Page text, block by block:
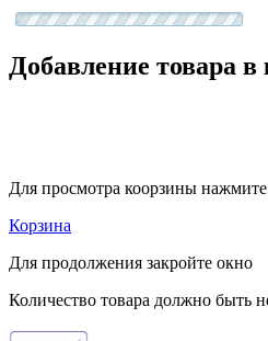
Добавление товара в
Для просмотра коорзины
Корзина
Для продолжения закройте окно
Количество товара должно быть